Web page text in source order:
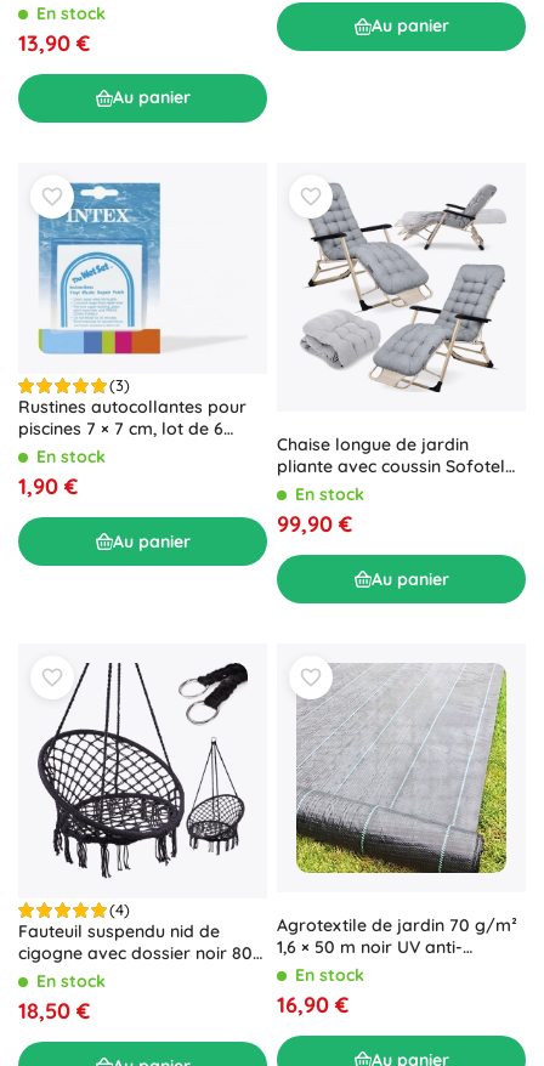
En stock
13,90 €
Au panier
Au panier
(3)
Rustines autocollantes pour
piscines 7 × 7 cm, lot de 6
pièces
En stock
1,90 €
Au panier
Chaise longue de jardin
pliante avec coussin Sofotel
ChillWell, lot de 2 pièces, gris
En stock
99,90 €
Au panier
(4)
Fauteuil suspendu nid de
cigogne avec dossier noir 80
cmEn stock
18,50 €
Agrotextile de jardin 70 g/m²
1,6 × 50 m noir UV anti-
mauvaises herbes
En stock
16,90 €
Au panier